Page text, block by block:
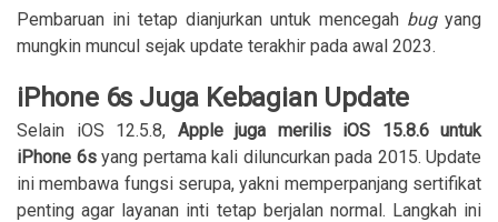
Pembaruan ini tetap dianjurkan untuk mencegah bugyang
mungkin muncul sejak update terakhir pada awal 2023.
iPhone 6s Juga Kebagian Update
Selain iOS 12.5.8, Apple juga merilis iOS 15.8.6 untuk
iPhone 6s yang pertama kali diluncurkan pada 2015. Update
ini membawa fungsi serupa, yakni memperpanjang sertifikat
penting agar layanan inti tetap berjalan normal. Langkah ini